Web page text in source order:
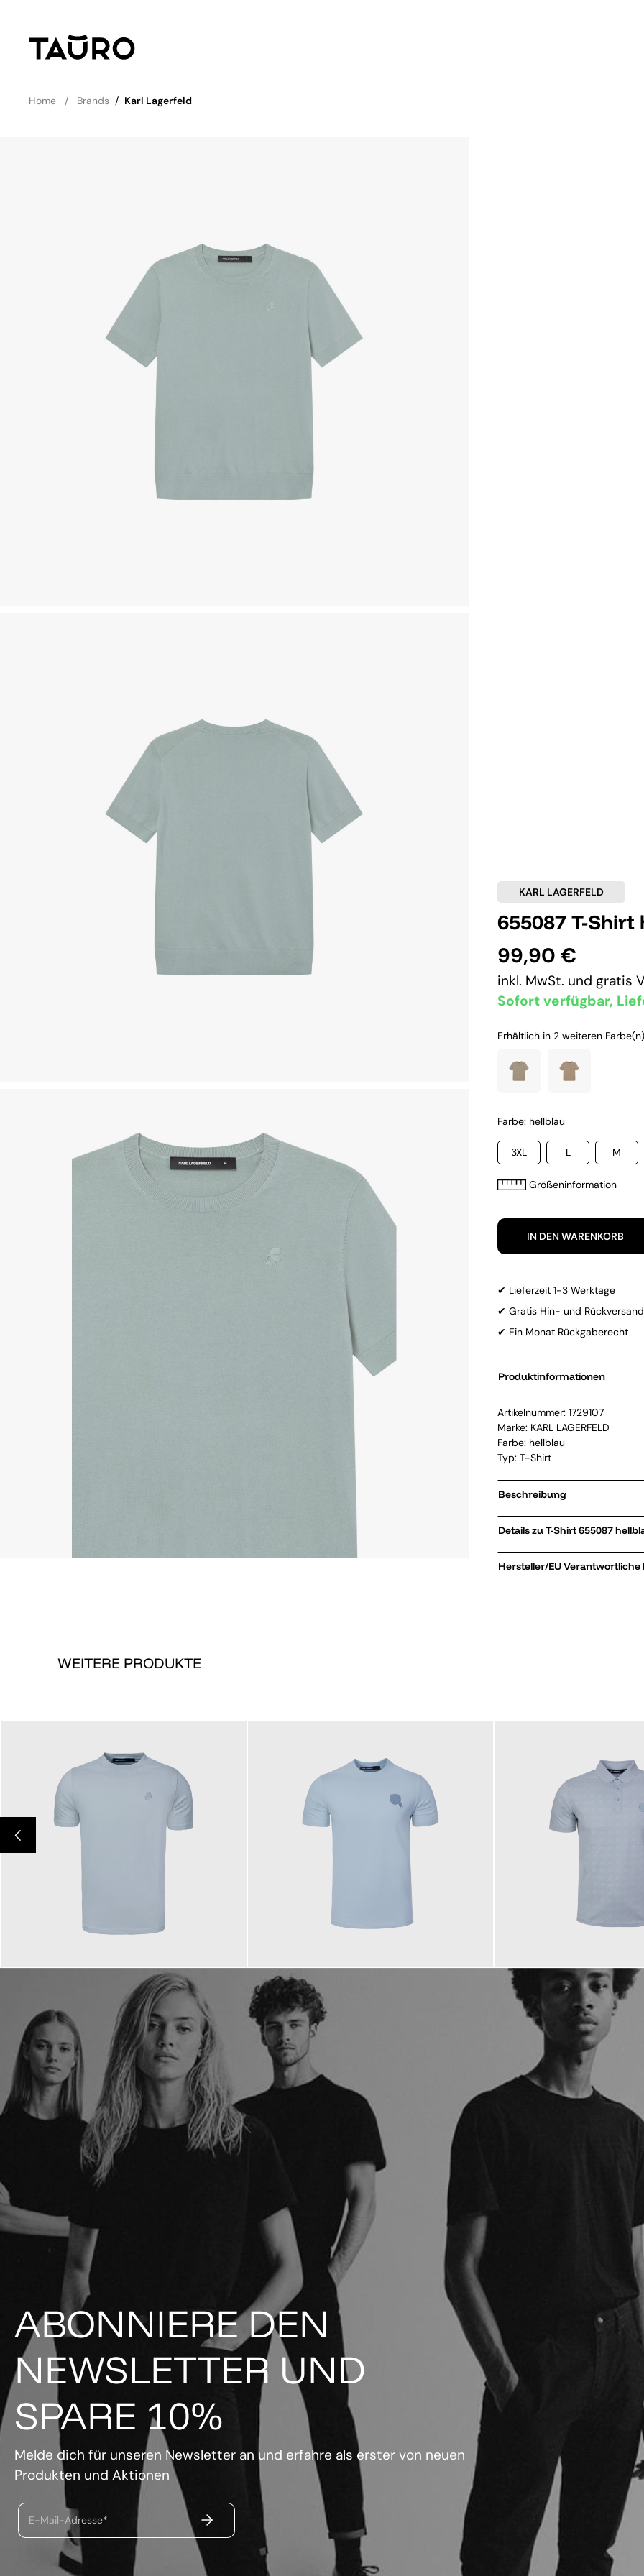
Home Brands / Karl Lagerfeld
KARL LAGERFELD
655087 T-Shirt
99,90 €
inkl. MwSt. und gratis
Sofort verfügbar,
Erhältlich in 2 weiteren
Farbe: hellblau
3XL L M
Größeninformation
IN DEN WARENKORB
✔ Lieferzeit 1-3 Werktage
✔ Gratis Hin- und
✔ Ein Monat Rückgaberecht
Produktinformationen
Artikelnummer: 1729107
Marke: KARL LAGERFELD
Farbe: hellblau
Typ: T-Shirt
Beschreibung
Details zu T-Shirt 655087
Hersteller/EU Verantwortliche
WEITERE PRODUKTE
ABONNIERE DEN
NEWSLETTER UND
SPARE 10%
Melde dich für unseren Newsletter an und erfahre als erster von neuen
Produkten und Aktionen
E-Mail-Adresse*